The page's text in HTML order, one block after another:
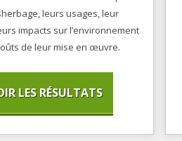
leurs usages, leur
impacts sur l’environnement
de leur mise en œuvre.
LES RÉSULTATS